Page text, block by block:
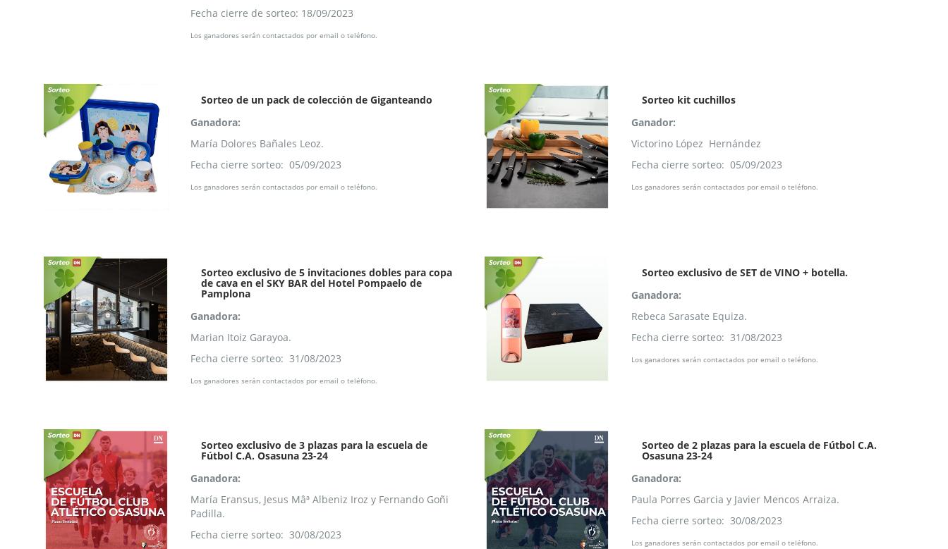
Fecha cierre de sorteo: 18/09/2023
Los ganadores serán contactados por email o teléfono.
Sorteo de un pack de colección de Giganteando
Ganadora:
María Dolores Bañales Leoz.
Fecha cierre sorteo: 05/09/2023
Los ganadores serán contactados por email o teléfono.
Sorteo kit cuchillos
Ganador:
Victorino López Hernández
Fecha cierre sorteo: 05/09/2023
Los ganadores serán contactados por email o teléfono.
Sorteo exclusivo de 5 invitaciones dobles para copa
de cava en el SKY BAR del Hotel Pompaelo de
Pamplona
Ganadora:
Marian Itoiz Garayoa.
Fecha cierre sorteo: 31/08/2023
Los ganadores serán contactados por email o teléfono.
Sorteo exclusivo de SET de VINO + botella.
Ganadora:
Rebeca Sarasate Equiza.
Fecha cierre sorteo: 31/08/2023
Los ganadores serán contactados por email o teléfono.
Sorteo exclusivo de 3 plazas para la escuela de
Fútbol C.A. Osasuna 23-24
Ganadora:
María Eransus, Jesus Mâª Albeniz Iroz y Fernando Goñi
Padilla.
Fecha cierre sorteo: 30/08/2023
Sorteo de 2 plazas para la escuela de Fútbol C.A.
Osasuna 23-24
Ganadora:
Paula Porres Garcia y Javier Mencos Arraiza.
Fecha cierre sorteo: 30/08/2023
Los ganadores serán contactados por email o teléfono.